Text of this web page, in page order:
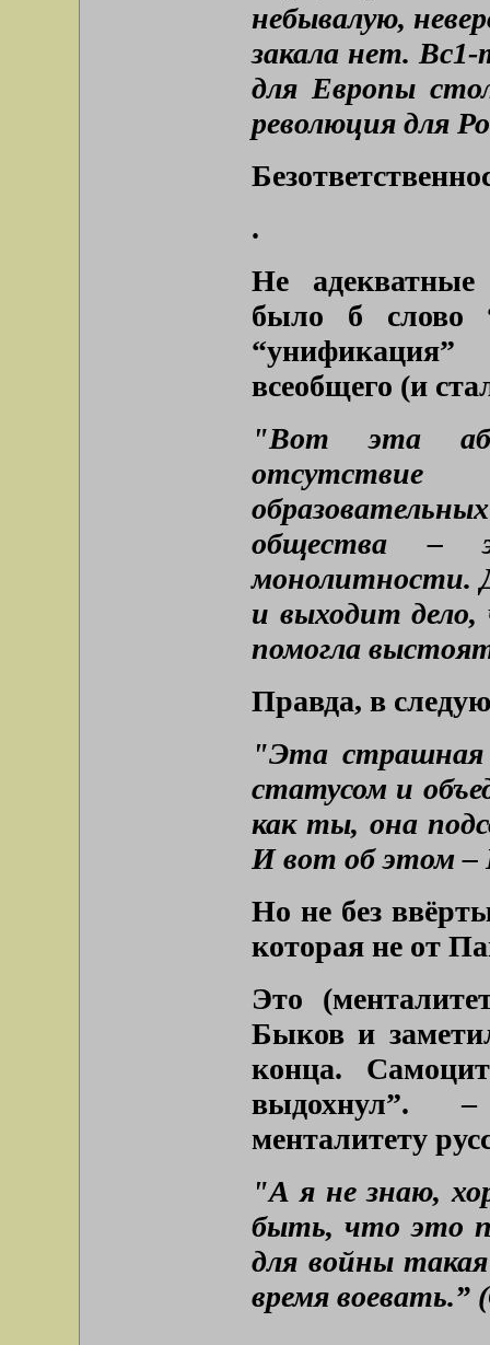
небывалую,
закала нет.
для Европы
революция для
.
Не адекватные
было б слово
всеобщего (и
"Вот эта
отсутствие
общества –
монолитности.
и выходит
помогла
Правда, в
"Эта страшная
статусом и
как ты, она
И вот об этом –
Но не без
которая не от
Это
Быков и
конца.
выдохнул”.
менталитету
"А я не знаю,
быть, что это
для войны
время воевать.”